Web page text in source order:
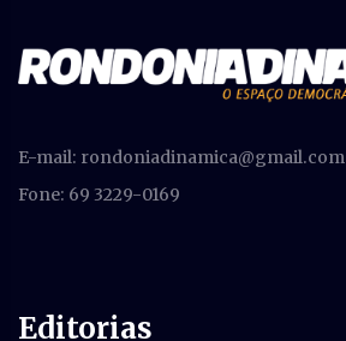
E-mail: rondoniadinamica@gmail.com
Fone: 69 3229-0169
Editorias